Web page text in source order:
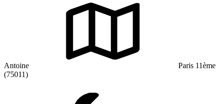
Antoine
Paris 11ème
(75011)